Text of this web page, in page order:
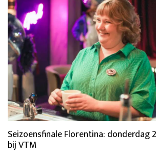
Seizoensfinale Florentina: donderdag
bij VTM